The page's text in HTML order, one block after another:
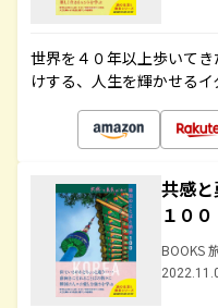
世界を４０年以上歩いて
けする、人生を輝かせる
共感
１００
BOOKS